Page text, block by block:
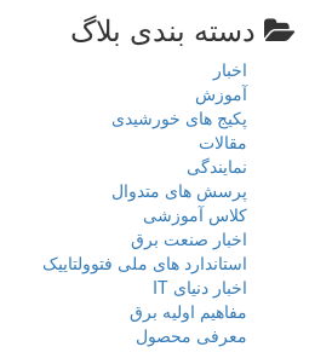
دسته بندی بلاگ
اخبار
آموزش
پکیج های خورشیدی
مقالات
نمایندگی
پرسش های متدوال
کلاس آموزشی
اخبار صنعت برق
استاندارد های ملی فتوولتاییک
اخبار دنیای IT
مفاهیم اولیه برق
معرفی محصول